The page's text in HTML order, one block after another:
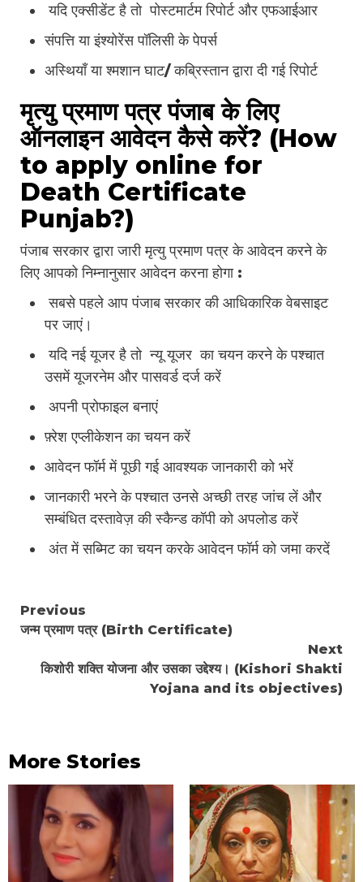
यदि एक्सीडेंट है तो पोस्टमार्टम रिपोर्ट और एफआईआर
संपत्ति या इंश्योरेंस पॉलिसी के पेपर्स
अस्थियाँ या श्मशान घाट/ कब्रिस्तान द्वारा दी गई रिपोर्ट
मृत्यु प्रमाण पत्र पंजाब के लिए
ऑनलाइन आवेदन कैसे करें? (How
to apply online for
Death Certificate
Punjab?)
पंजाब सरकार द्वारा जारी मृत्यु प्रमाण पत्र के आवेदन करने के
लिए आपको निम्नानुसार आवेदन करना होगा :
सबसे पहले आप पंजाब सरकार की आधिकारिक वेबसाइट
पर जाएं।
यदि नई यूजर है तो न्यू यूजर का चयन करने के पश्चात
उसमें यूजरनेम और पासवर्ड दर्ज करें
अपनी प्रोफाइल बनाएं
फ़्रेश एप्लीकेशन का चयन करें
आवेदन फॉर्म में पूछी गई आवश्यक जानकारी को भरें
जानकारी भरने के पश्चात उनसे अच्छी तरह जांच लें और
सम्बंधित दस्तावेज़ की स्कैन्ड कॉपी को अपलोड करें
अंत में सब्मिट का चयन करके आवेदन फॉर्म को जमा करदें
Continue
Reading
Previous
जन्म प्रमाण पत्र (Birth Certificate)
Next
किशोरी शक्ति योजना और उसका उद्देश्य। (Kishori Shakti
Yojana and its objectives)
More Stories